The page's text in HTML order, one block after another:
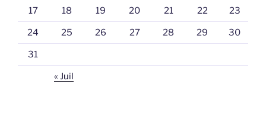
17 18 19 20 21 22 23
24 25 26 27 28 29 30
31
« Juil